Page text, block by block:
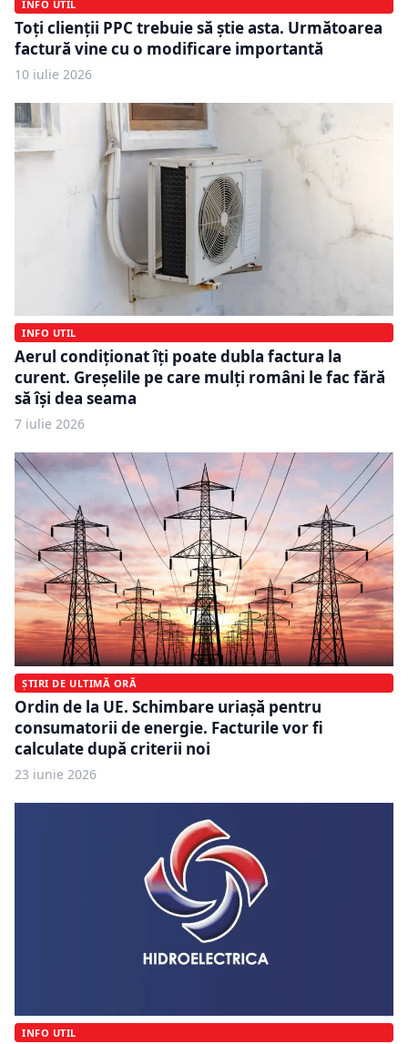
INFO UTIL
Toți clienții PPC trebuie să știe asta. Următoarea
factură vine cu o modificare importantă
10 iulie 2026
INFO UTIL
Aerul condiționat îți poate dubla factura la
curent. Greșelile pe care mulți români le fac fără
să își dea seama
7 iulie 2026
ȘTIRI DE ULTIMĂ ORĂ
Ordin de la UE. Schimbare uriașă pentru
consumatorii de energie. Facturile vor fi
calculate după criterii noi
23 iunie 2026
INFO UTIL